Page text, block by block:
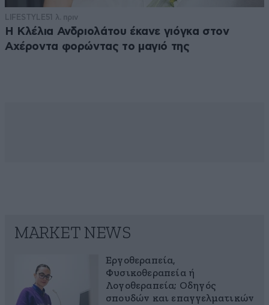
LIFESTYLE51 λ. πριν
Η Κλέλια Ανδριολάτου έκανε γιόγκα στον
Αχέροντα φορώντας το μαγιό της
MARKET NEWS
Εργοθεραπεία,
Φυσικοθεραπεία ή
Λογοθεραπεία; Οδηγός
σπουδών και επαγγελματικών